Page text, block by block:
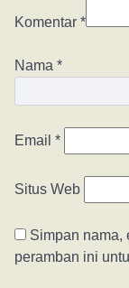
Komentar *
Nama *
Email *
Situs Web
Simpan nama,
peramban ini